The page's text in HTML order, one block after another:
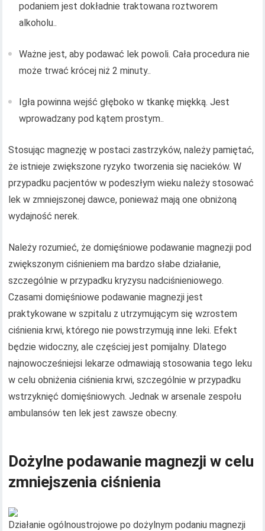
podaniem jest dokładnie traktowana roztworem
alkoholu..
Ważne jest, aby podawać lek powoli. Cała procedura nie
może trwać krócej niż 2 minuty..
Igła powinna wejść głęboko w tkankę miękką. Jest
wprowadzany pod kątem prostym..
Stosując magnezję w postaci zastrzyków, należy pamiętać,
że istnieje zwiększone ryzyko tworzenia się nacieków. W
przypadku pacjentów w podeszłym wieku należy stosować
lek w zmniejszonej dawce, ponieważ mają one obniżoną
wydajność nerek.
Należy rozumieć, że domięśniowe podawanie magnezji pod
zwiększonym ciśnieniem ma bardzo słabe działanie,
szczególnie w przypadku kryzysu nadciśnieniowego.
Czasami domięśniowe podawanie magnezji jest
praktykowane w szpitalu z utrzymującym się wzrostem
ciśnienia krwi, którego nie powstrzymują inne leki. Efekt
będzie widoczny, ale częściej jest pomijalny. Dlatego
najnowocześniejsi lekarze odmawiają stosowania tego leku
w celu obniżenia ciśnienia krwi, szczególnie w przypadku
wstrzyknięć domięśniowych. Jednak w arsenale zespołu
ambulansów ten lek jest zawsze obecny.
Dożylne podawanie magnezji w celu
zmniejszenia ciśnienia
Działanie ogólnoustrojowe po dożylnym podaniu magnezji